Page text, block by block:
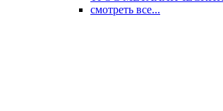
смотреть все...